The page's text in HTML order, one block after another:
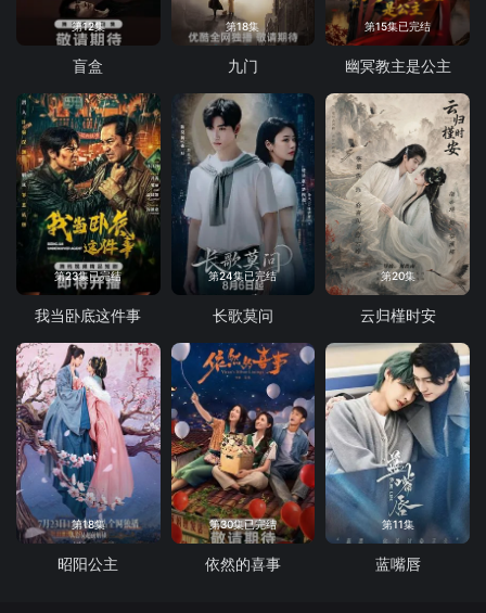
第12集
盲盒
第18集
九门
第15集已完结
幽冥教主是公主
第23集已完结
我当卧底这件事
第24集已完结
长歌莫问
第20集
云归槿时安
第18集
昭阳公主
第30集已完结
依然的喜事
第11集
蓝嘴唇